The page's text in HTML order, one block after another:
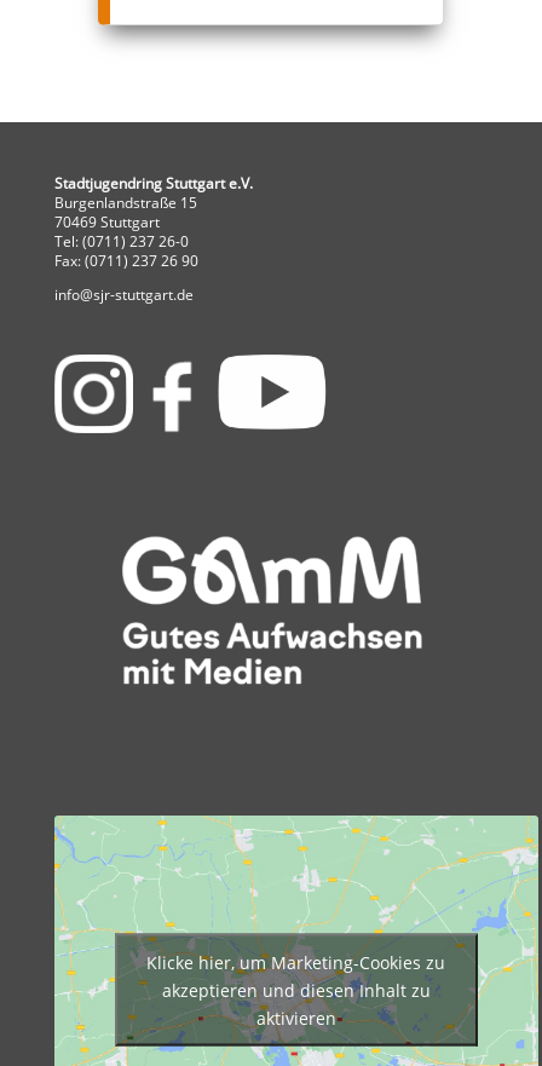
Stadtjugendring Stuttgart e.V.
Burgenlandstraße 15
70469 Stuttgart
Tel: (0711) 237 26-0
Fax: (0711) 237 26 90
info@sjr-stuttgart.de
Klicke hier, um Marketing-Cookies zu
akzeptieren und diesen Inhalt zu
aktivieren